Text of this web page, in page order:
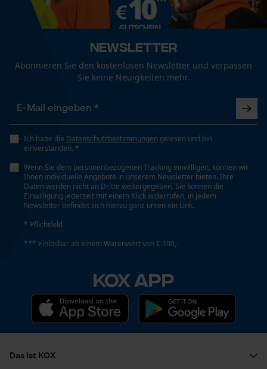
Newsletter
Abonnieren Sie den kostenlosen Newsletter und verpassen
Sie keine Neuigkeiten mehr.
Ich habe die Datenschutzbestimmungen gelesen und bin
einverstanden. *
Wenn Sie dem personenbezogenen Tracking einwilligen, können wir
Ihnen individuelle Angebote in unserem Newsletter bieten. Ihre
Daten werden nicht an Dritte weitergegeben. Sie können die
Einwilligung jederzeit mit einem Klick widerrufen, in jedem
Newsletter befindet sich hierzu ganz unten ein Link.
* Pflichtfeld
*** Einlösbar ab einem Warenwert von € 100,-
KOX APP
Das ist KOX